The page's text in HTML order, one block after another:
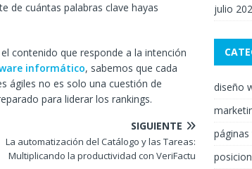
de cuántas palabras clave hayas
contenido que responde a la intención
informático, sabemos que cada
ágiles no es solo una cuestión de
para liderar los rankings.
SIGUIENTE
La automatización del Catálogo y las Tareas:
Multiplicando la productividad con VeriFactu
julio
diseño
páginas